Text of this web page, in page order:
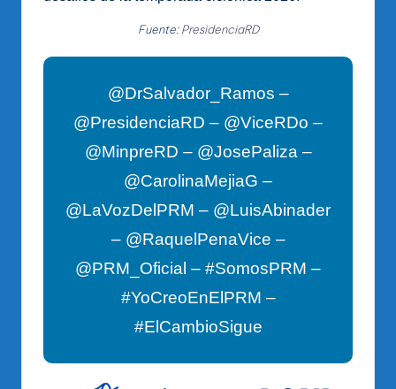
Fuente:PresidenciaRD
@DrSalvador_Ramos –
@PresidenciaRD – @ViceRDo –
@MinpreRD – @JosePaliza –
@CarolinaMejiaG –
@LaVozDelPRM – @LuisAbinader
– @RaquelPenaVice –
@PRM_Oficial – #SomosPRM –
#YoCreoEnElPRM –
#ElCambioSigue